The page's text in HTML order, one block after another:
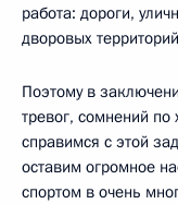
работа: дороги,
дворовых
Поэтому в
тревог, сомнений по
справимся с этой
оставим огромное
спортом в очень